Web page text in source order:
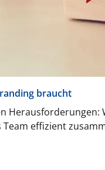
braucht
Team effizient